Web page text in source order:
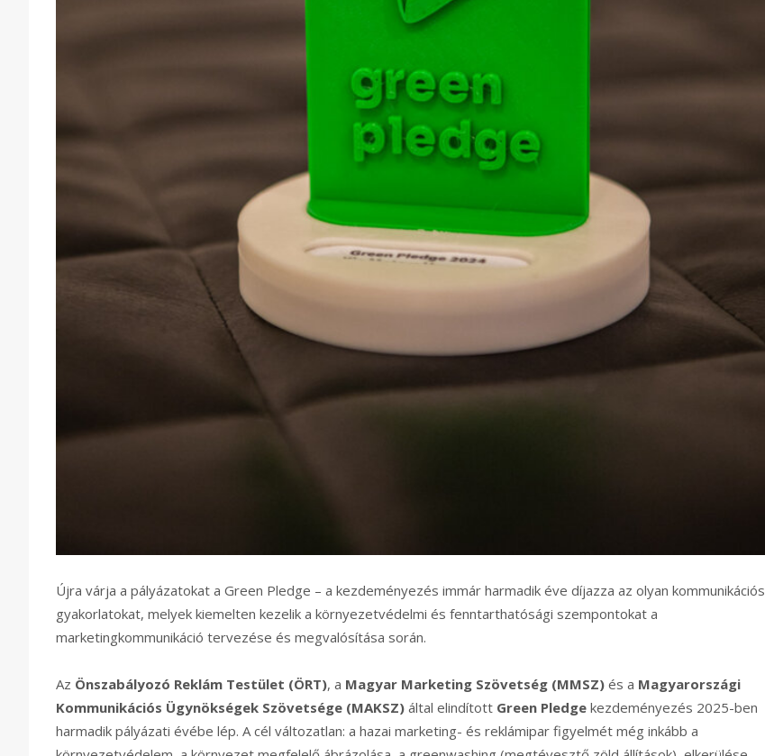
Újra várja a pályázatokat a Green Pledge – a kezdeményezés immár harmadik éve díjazza az olyan kommunikációs
gyakorlatokat, melyek kiemelten kezelik a környezetvédelmi és fenntarthatósági szempontokat a
marketingkommunikáció tervezése és megvalósítása során.
Az Önszabályozó Reklám Testület (ÖRT), a Magyar Marketing Szövetség (MMSZ) és a Magyarországi
Kommunikációs Ügynökségek Szövetsége (MAKSZ) által elindított Green Pledge kezdeményezés 2025-ben
harmadik pályázati évébe lép. A cél változatlan: a hazai marketing- és reklámipar figyelmét még inkább a